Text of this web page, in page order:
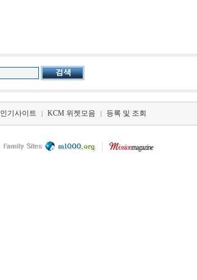
인기사이트 | KCM 위젯모음 | 등록 및 조회